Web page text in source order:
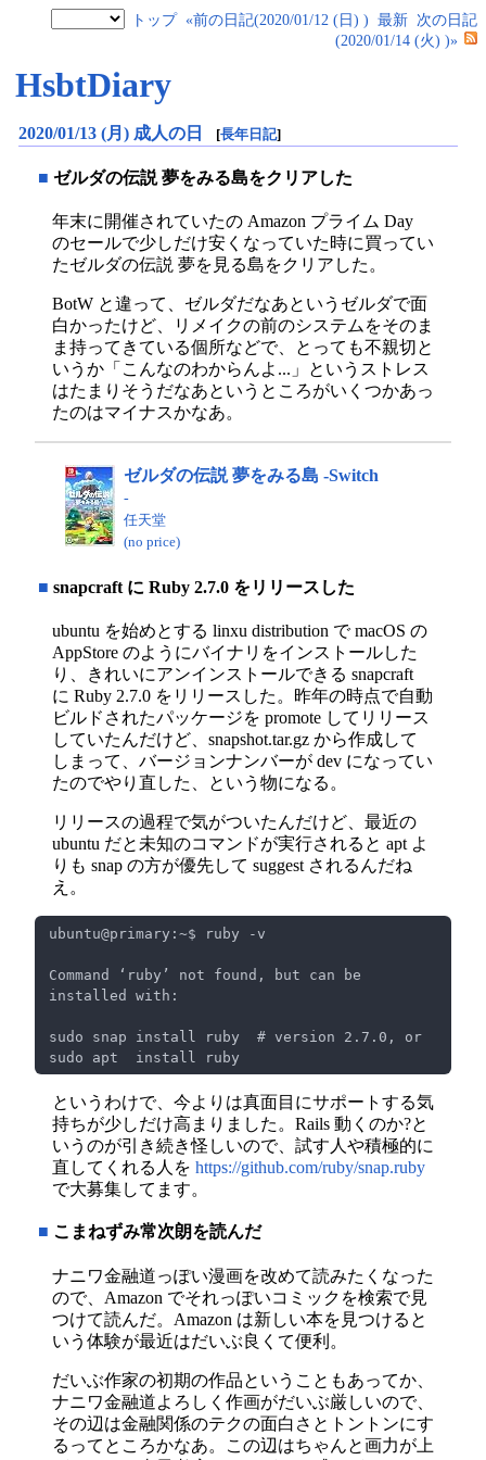
トップ «前の日記(2020/01/12 (日) ) 最新 次の日記
(2020/01/14 (火) )»
HsbtDiary
2020/01/13 (月) 成人の日 [長年日記]
■ ゼルダの伝説 夢をみる島をクリアした
年末に開催されていたの Amazon プライム Day
のセールで少しだけ安くなっていた時に買ってい
たゼルダの伝説 夢を見る島をクリアした。
BotW と違って、ゼルダだなあというゼルダで面
白かったけど、リメイクの前のシステムをそのま
ま持ってきている個所などで、とっても不親切と
いうか「こんなのわからんよ...」というストレス
はたまりそうだなあというところがいくつかあっ
たのはマイナスかなあ。
ゼルダの伝説 夢をみる島 -Switch
-
任天堂
(no price)
■ snapcraft に Ruby 2.7.0 をリリースした
ubuntu を始めとする linxu distribution で macOS の
AppStore のようにバイナリをインストールした
り、きれいにアンインストールできる snapcraft
に Ruby 2.7.0 をリリースした。昨年の時点で自動
ビルドされたパッケージを promote してリリース
していたんだけど、snapshot.tar.gz から作成して
しまって、バージョンナンバーが dev になってい
たのでやり直した、という物になる。
リリースの過程で気がついたんだけど、最近の
ubuntu だと未知のコマンドが実行されると apt よ
りも snap の方が優先して suggest されるんだね
え。
Command ‘ruby’ not found, but can be
というわけで、今よりは真面目にサポートする気
持ちが少しだけ高まりました。Rails 動くのか?と
いうのが引き続き怪しいので、試す人や積極的に
直してくれる人を https://github.com/ruby/snap.ruby
で大募集してます。
■ こまねずみ常次朗を読んだ
ナニワ金融道っぽい漫画を改めて読みたくなった
ので、Amazon でそれっぽいコミックを検索で見
つけて読んだ。Amazon は新しい本を見つけると
いう体験が最近はだいぶ良くて便利。
だいぶ作家の初期の作品ということもあってか、
ナニワ金融道よろしく作画がだいぶ厳しいので、
その辺は金融関係のテクの面白さとトントンにす
るってところかなあ。この辺はちゃんと画力が上